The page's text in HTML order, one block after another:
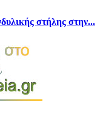
στήλης στην...